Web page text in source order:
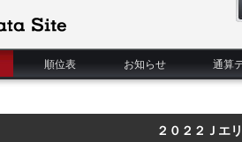
順位表 お知らせ 通算
２０２２Ｊエ